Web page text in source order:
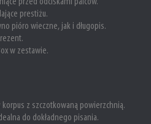
prestiżu.
pióro wieczne, jak i długopis.
w zestawie.
z szczotkowaną powierzchnią.
do dokładnego pisania.